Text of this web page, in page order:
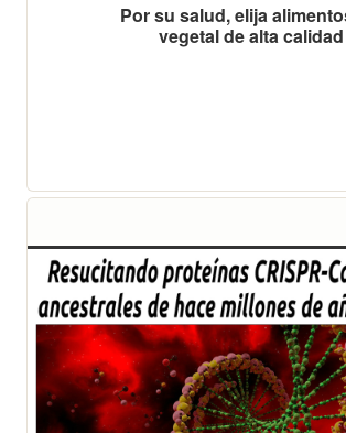
Por su salud, elija
vegetal de alta